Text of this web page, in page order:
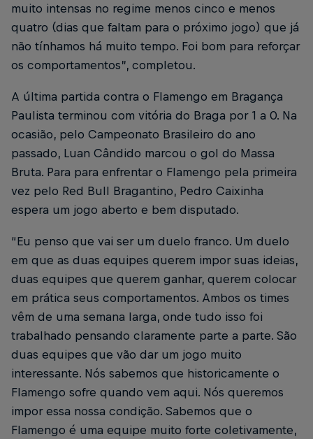
muito intensas no regime menos cinco e menos
quatro (dias que faltam para o próximo jogo) que já
não tínhamos há muito tempo. Foi bom para reforçar
os comportamentos”, completou.
A última partida contra o Flamengo em Bragança
Paulista terminou com vitória do Braga por 1 a 0. Na
ocasião, pelo Campeonato Brasileiro do ano
passado, Luan Cândido marcou o gol do Massa
Bruta. Para para enfrentar o Flamengo pela primeira
vez pelo Red Bull Bragantino, Pedro Caixinha
espera um jogo aberto e bem disputado.
“Eu penso que vai ser um duelo franco. Um duelo
em que as duas equipes querem impor suas ideias,
duas equipes que querem ganhar, querem colocar
em prática seus comportamentos. Ambos os times
vêm de uma semana larga, onde tudo isso foi
trabalhado pensando claramente parte a parte. São
duas equipes que vão dar um jogo muito
interessante. Nós sabemos que historicamente o
Flamengo sofre quando vem aqui. Nós queremos
impor essa nossa condição. Sabemos que o
Flamengo é uma equipe muito forte coletivamente,